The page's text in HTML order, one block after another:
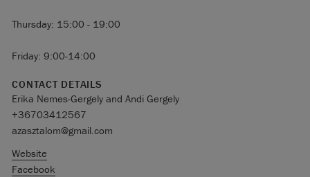
Thursday: 15:00 - 19:00
Friday: 9:00-14:00
CONTACT DETAILS
Erika Nemes-Gergely and Andi Gergely
+36703412567
azasztalom@gmail.com
Website
Facebook